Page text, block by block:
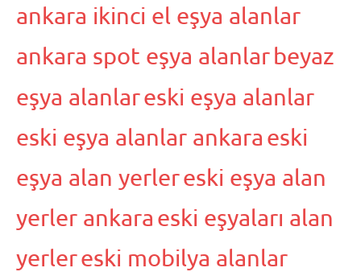
ankara ikinci el eşya alanlar
ankara spot eşya alanlarbeyaz
eşya alanlareski eşya alanlar
eski eşya alanlar ankara eski
eşya alan yerlereski eşya alan
yerler ankara eski eşyaları alan
yerlereski mobilya alanlar